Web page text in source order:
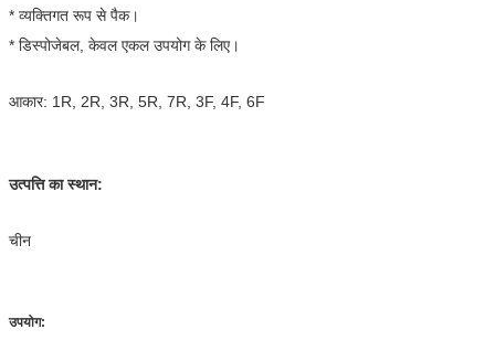
* व्यक्तिगत रूप से पैक।
* डिस्पोजेबल, केवल एकल उपयोग के लिए।
आकार: 1R, 2R, 3R, 5R, 7R, 3F, 4F, 6F
उत्पत्ति का स्थान:
चीन
उपयोग: